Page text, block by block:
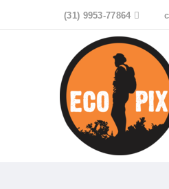
(31) 9953-77864 